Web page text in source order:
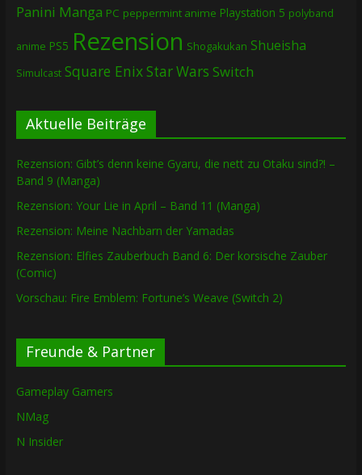
Panini Manga PC peppermint anime Playstation 5 polyband
anime PS5 Rezension Shogakukan Shueisha
Simulcast Square EnixStar Wars Switch
Aktuelle Beiträge
Rezension: Gibt’s denn keine Gyaru, die nett zu Otaku sind?! –
Band 9 (Manga)
Rezension: Your Lie in April – Band 11 (Manga)
Rezension: Meine Nachbarn der Yamadas
Rezension: Elfies Zauberbuch Band 6: Der korsische Zauber
(Comic)
Vorschau: Fire Emblem: Fortune’s Weave (Switch 2)
Freunde & Partner
Gameplay Gamers
NMag
N Insider